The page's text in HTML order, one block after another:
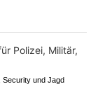
Security und Jagd